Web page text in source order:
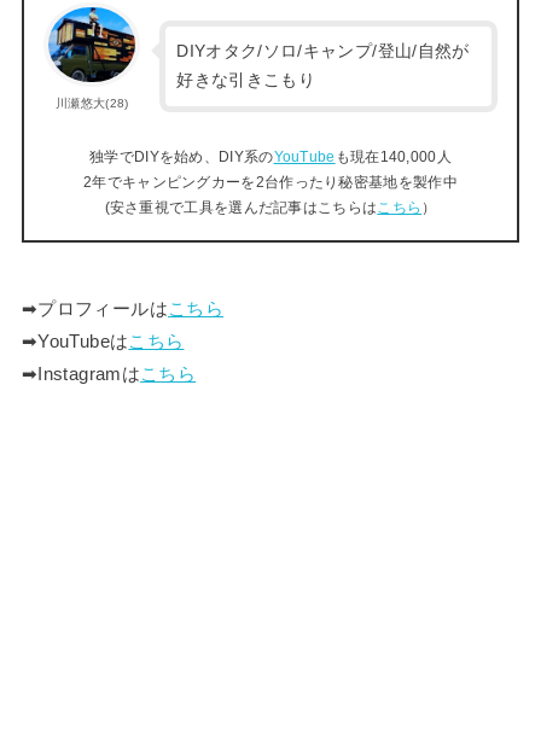
川瀬悠大(28)
DIYオタク/ソロ/キャンプ/登山/自然が
好きな引きこもり
独学でDIYを始め、DIY系のYouTube も現在140,000人
2年でキャンピングカーを2台作ったり秘密基地を製作中
(安さ重視で工具を選んだ記事はこちらは こちら ）
➡︎プロフィールはこちら
➡︎YouTubeはこちら
➡︎Instagramはこちら